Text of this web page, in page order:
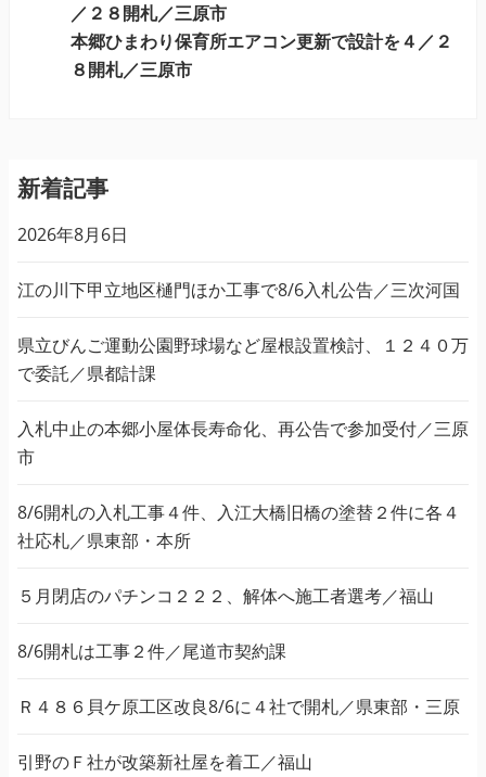
／２８開札／三原市
本郷ひまわり保育所エアコン更新で設計を４／２
８開札／三原市
新着記事
2026年8月6日
江の川下甲立地区樋門ほか工事で8/6入札公告／三次河国
県立びんご運動公園野球場など屋根設置検討、１２４０万
で委託／県都計課
入札中止の本郷小屋体長寿命化、再公告で参加受付／三原
市
8/6開札の入札工事４件、入江大橋旧橋の塗替２件に各４
社応札／県東部・本所
５月閉店のパチンコ２２２、解体へ施工者選考／福山
8/6開札は工事２件／尾道市契約課
Ｒ４８６貝ケ原工区改良8/6に４社で開札／県東部・三原
引野のＦ社が改築新社屋を着工／福山